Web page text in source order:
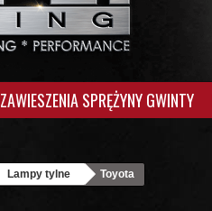
ZAWIESZENIA SPRĘŻYNY GWINTY
Lampy tylne Toyota